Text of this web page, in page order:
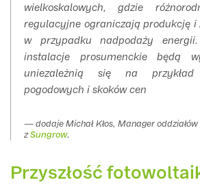
wielkoskalowych, gdzie
regulacyjne ograniczają produkcję i
w przypadku nadpodaży
instalacje prosumenckie będą
uniezależnią się na
pogodowych i skoków cen
dodaje Michał Kłos, Manager
zSungrow.
Przyszłość